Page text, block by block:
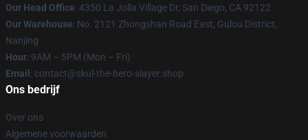
Our Head Office: 4350 La Jolla Village Dr, San Diego, CA 92122
Our Warehouse: No. 2121 Zhongshan Road East, Gulou District,
Nanjing
Hour: 9AM – 5PM (Mon – Fri)
Email : contact@skul-the-hero-slayer.shop
Ons bedrijf
Over ons
Algemene voorwaarden